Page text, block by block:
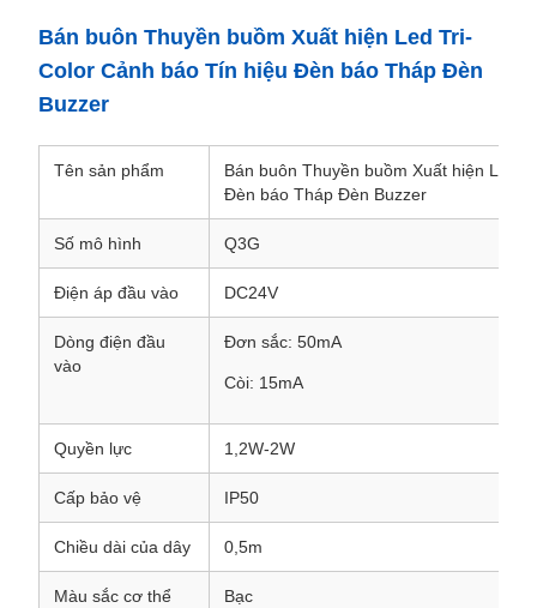
Bán buôn Thuyền buồm Xuất hiện Led Tri-
Color Cảnh báo Tín hiệu Đèn báo Tháp Đèn
Buzzer
Tên sản phẩm
Bán buôn Thuyền buồm Xuất hiện Led
Đèn báo Tháp Đèn Buzzer
Số mô hình Q3G
Điện áp đầu vào DC24V
Dòng điện đầu
vào
Đơn sắc: 50mA
Còi: 15mA
Quyền lực 1,2W-2W
Cấp bảo vệ IP50
Chiều dài của dây 0,5m
Màu sắc cơ thể
Bạc